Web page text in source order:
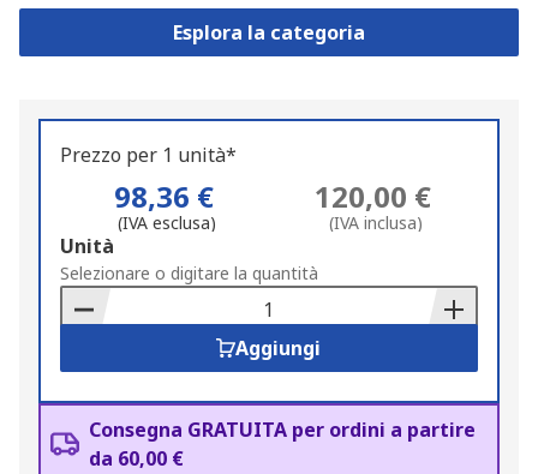
Esplora la categoria
Prezzo per 1 unità*
98,36 €
(IVA esclusa)
120,00 €
(IVA inclusa)
Add
to
Basket
Unità
Selezionare o digitare la quantità
Aggiungi
Consegna GRATUITA per ordini a partire
da 60,00 €